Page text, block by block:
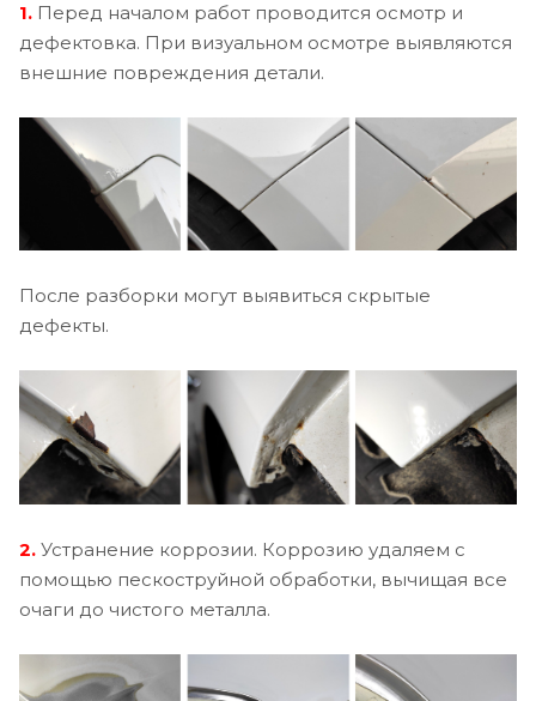
1. Перед началом работ проводится осмотр и
дефектовка. При визуальном осмотре выявляются
внешние повреждения детали.
После разборки могут выявиться скрытые
дефекты.
2. Устранение коррозии. Коррозию удаляем с
помощью пескоструйной обработки, вычищая все
очаги до чистого металла.